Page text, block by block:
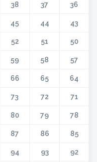
36
37
38
43
44
45
50
51
52
57
58
59
64
65
66
71
72
73
78
79
80
85
86
87
92
93
94